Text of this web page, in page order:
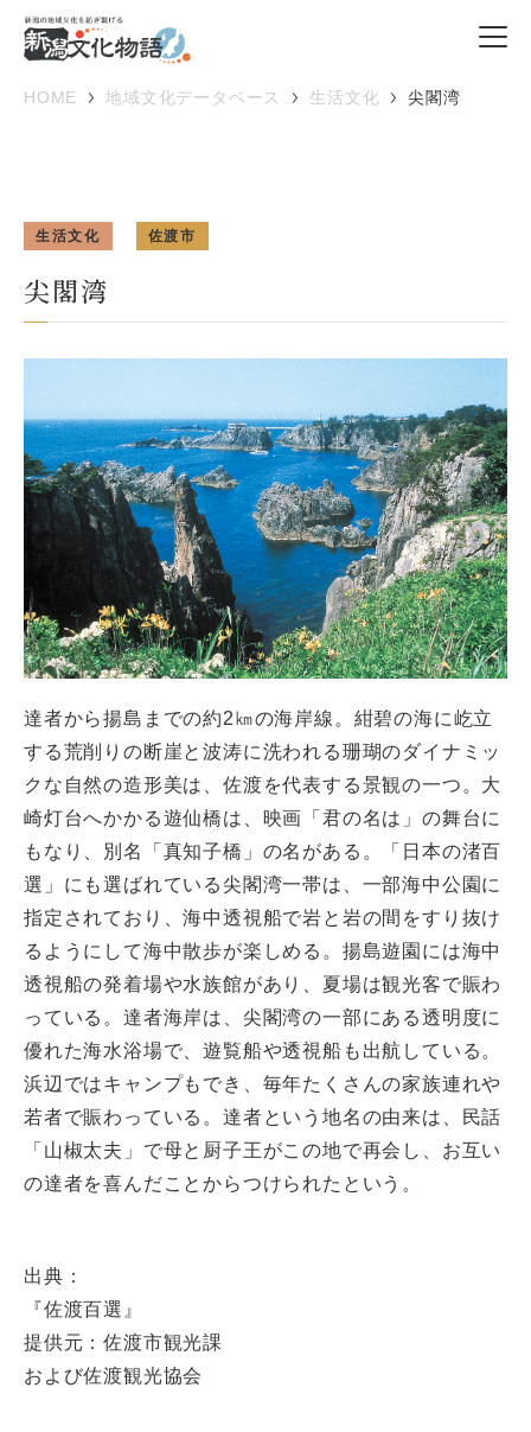
HOME 地域文化データベース 生活文化 尖閣湾
生活文化 佐渡市
尖閣湾
達者から揚島までの約2㎞の海岸線。紺碧の海に屹立
する荒削りの断崖と波涛に洗われる珊瑚のダイナミッ
クな自然の造形美は、佐渡を代表する景観の一つ。大
崎灯台へかかる遊仙橋は、映画「君の名は」の舞台に
もなり、別名「真知子橋」の名がある。「日本の渚百
選」にも選ばれている尖閣湾一帯は、一部海中公園に
指定されており、海中透視船で岩と岩の間をすり抜け
るようにして海中散歩が楽しめる。揚島遊園には海中
透視船の発着場や水族館があり、夏場は観光客で賑わ
っている。達者海岸は、尖閣湾の一部にある透明度に
優れた海水浴場で、遊覧船や透視船も出航している。
浜辺ではキャンプもでき、毎年たくさんの家族連れや
若者で賑わっている。達者という地名の由来は、民話
「山椒太夫」で母と厨子王がこの地で再会し、お互い
の達者を喜んだことからつけられたという。
出典：
『佐渡百選』
提供元：佐渡市観光課
および佐渡観光協会